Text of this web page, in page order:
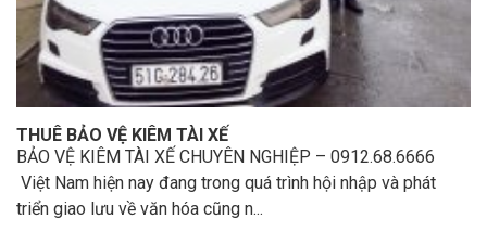
THUÊ BẢO VỆ KIÊM TÀI XẾ
BẢO VỆ KIÊM TÀI XẾ CHUYÊN NGHIỆP – 0912.68.6666
Việt Nam hiện nay đang trong quá trình hội nhập và phát
triển giao lưu về văn hóa cũng n...